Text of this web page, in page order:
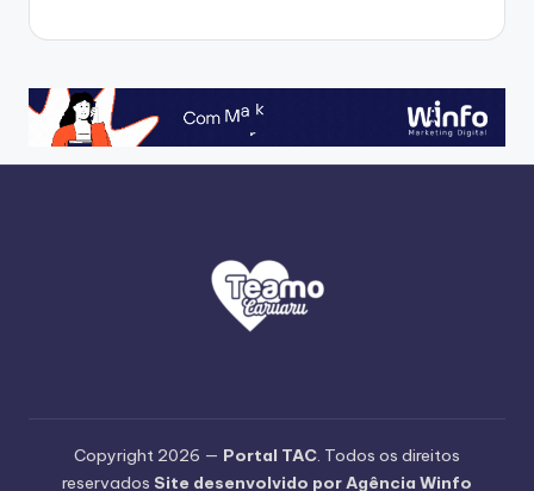
Copyright 2026 — Portal TAC. Todos os direitos
reservados Site desenvolvido por Agência Winfo